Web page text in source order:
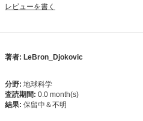
レビューを書く
著者: LeBron_Djokovic
分野: 地球科学
査読期間: 0.0 month(s)
結果: 保留中＆不明